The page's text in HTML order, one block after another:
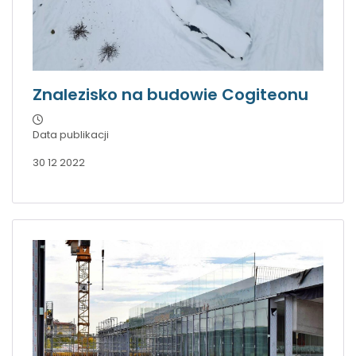
Znalezisko na budowie Cogiteonu
Data publikacji
30 12 2022